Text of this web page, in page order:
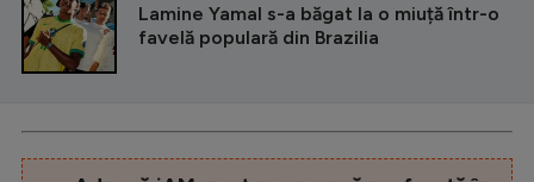
Lamine Yamal s-a băgat la o miuță într-o
favelă populară din Brazilia